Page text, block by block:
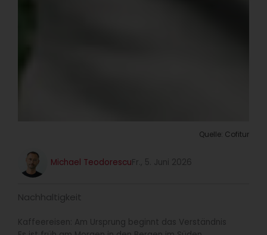
Quelle: Cofitur
Michael TeodorescuFr., 5. Juni 2026
Nachhaltigkeit
Kaffeereisen: Am Ursprung beginnt das Verständnis